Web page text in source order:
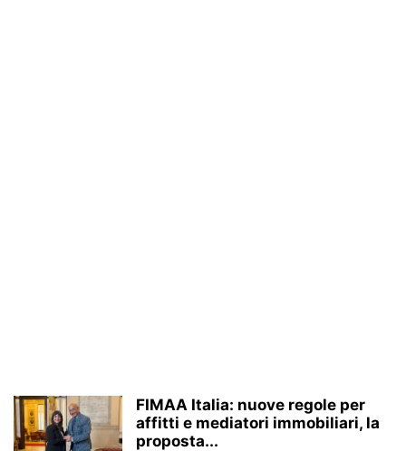
FIMAA Italia: nuove regole per
affitti e mediatori immobiliari, la
proposta...